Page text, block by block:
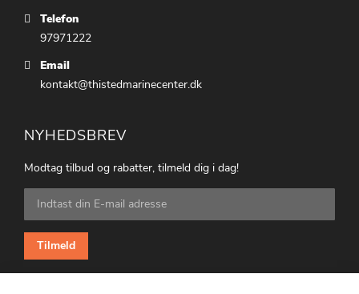
Telefon
97971222
Email
kontakt@thistedmarinecenter.dk
NYHEDSBREV
Modtag tilbud og rabatter, tilmeld dig i dag!
Tilmeld
dig
vores
nyhedsbrev:
Tilmeld